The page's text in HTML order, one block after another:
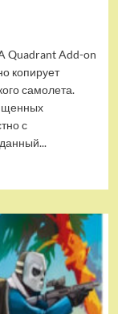
Quadrant Add-on
копирует
самолета.
с